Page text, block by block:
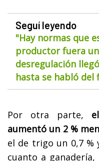
Seguí leyendo
"Hay normas que
productor fuera
desregulación
hasta se habló del
Por otra parte,
aumentó un 2 %
el de trigo un 0,7 %
cuanto a